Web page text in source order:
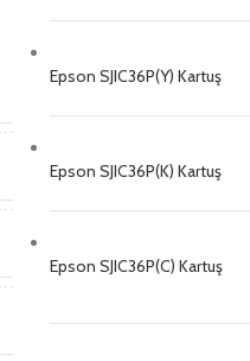
Epson SJIC36P(Y) Kartuş
Epson SJIC36P(K) Kartuş
Epson SJIC36P(C) Kartuş